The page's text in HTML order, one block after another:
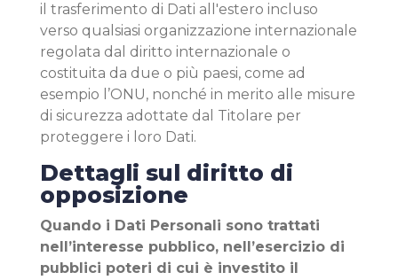
il trasferimento di Dati all'estero incluso
verso qualsiasi organizzazione internazionale
regolata dal diritto internazionale o
costituita da due o più paesi, come ad
esempio l’ONU, nonché in merito alle misure
di sicurezza adottate dal Titolare per
proteggere i loro Dati.
Dettagli sul diritto di
opposizione
Quando i Dati Personali sono trattati
nell’interesse pubblico, nell’esercizio di
pubblici poteri di cui è investito il